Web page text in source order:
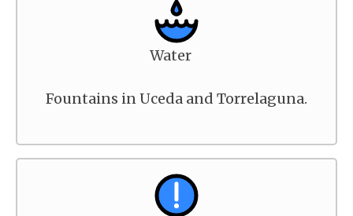
Water
Fountains in Uceda and Torrelaguna.